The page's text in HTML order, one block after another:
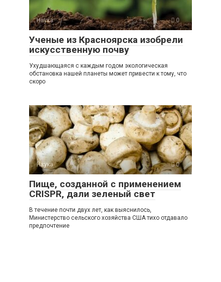
Наука 0
Ученые из Красноярска изобрели
искусственную почву
Ухудшающаяся с каждым годом экологическая
обстановка нашей планеты может привести к тому, что
скоро
Наука 0
Пище, созданной с применением
CRISPR, дали зеленый свет
В течение почти двух лет, как выяснилось,
Министерство сельского хозяйства США тихо отдавало
предпочтение